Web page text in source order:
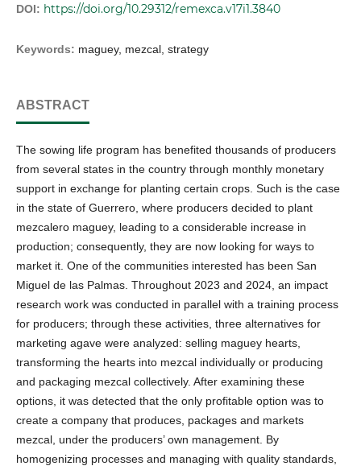
DOI: https://doi.org/10.29312/remexca.v17i1.3840
Keywords: maguey, mezcal, strategy
ABSTRACT
The sowing life program has benefited thousands of producers
from several states in the country through monthly monetary
support in exchange for planting certain crops. Such is the case
in the state of Guerrero, where producers decided to plant
mezcalero maguey, leading to a considerable increase in
production; consequently, they are now looking for ways to
market it. One of the communities interested has been San
Miguel de las Palmas. Throughout 2023 and 2024, an impact
research work was conducted in parallel with a training process
for producers; through these activities, three alternatives for
marketing agave were analyzed: selling maguey hearts,
transforming the hearts into mezcal individually or producing
and packaging mezcal collectively. After examining these
options, it was detected that the only profitable option was to
create a company that produces, packages and markets
mezcal, under the producers’ own management. By
homogenizing processes and managing with quality standards,